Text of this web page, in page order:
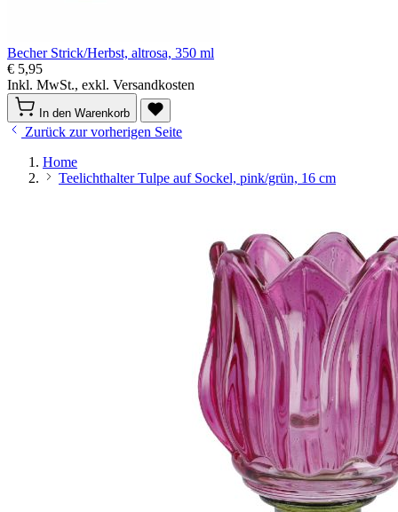
Becher Strick/Herbst, altrosa, 350 ml
€ 5,95
Inkl. MwSt., exkl. Versandkosten
In den Warenkorb
Zurück zur vorherigen Seite
Home
Teelichthalter Tulpe auf Sockel, pink/grün, 16 cm